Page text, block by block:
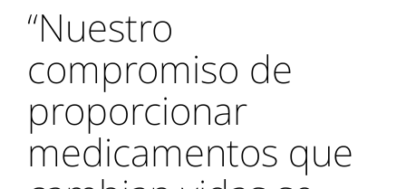
“Nuestro
compromiso de
proporcionar
medicamentos que